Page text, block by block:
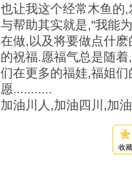
也让我这个经常木鱼的
与帮助其实就是,"我能
在做,以及将要做点什
的祝福.愿福气总是随
们在更多的福娃,福姐
愿...........
加油川人,加油四川,加
收